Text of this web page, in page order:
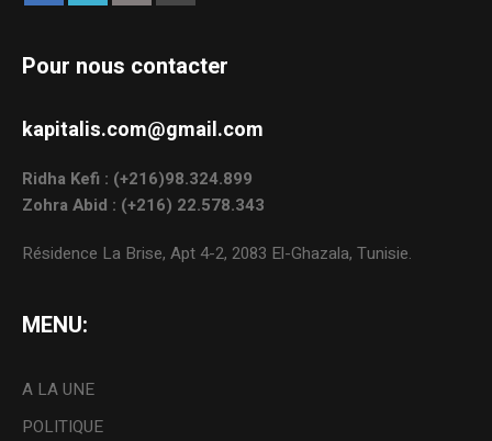
Pour nous contacter
kapitalis.com@gmail.com
Ridha Kefi : (+216)98.324.899
Zohra Abid : (+216) 22.578.343
Résidence La Brise, Apt 4-2, 2083 El-Ghazala, Tunisie.
MENU:
A LA UNE
POLITIQUE